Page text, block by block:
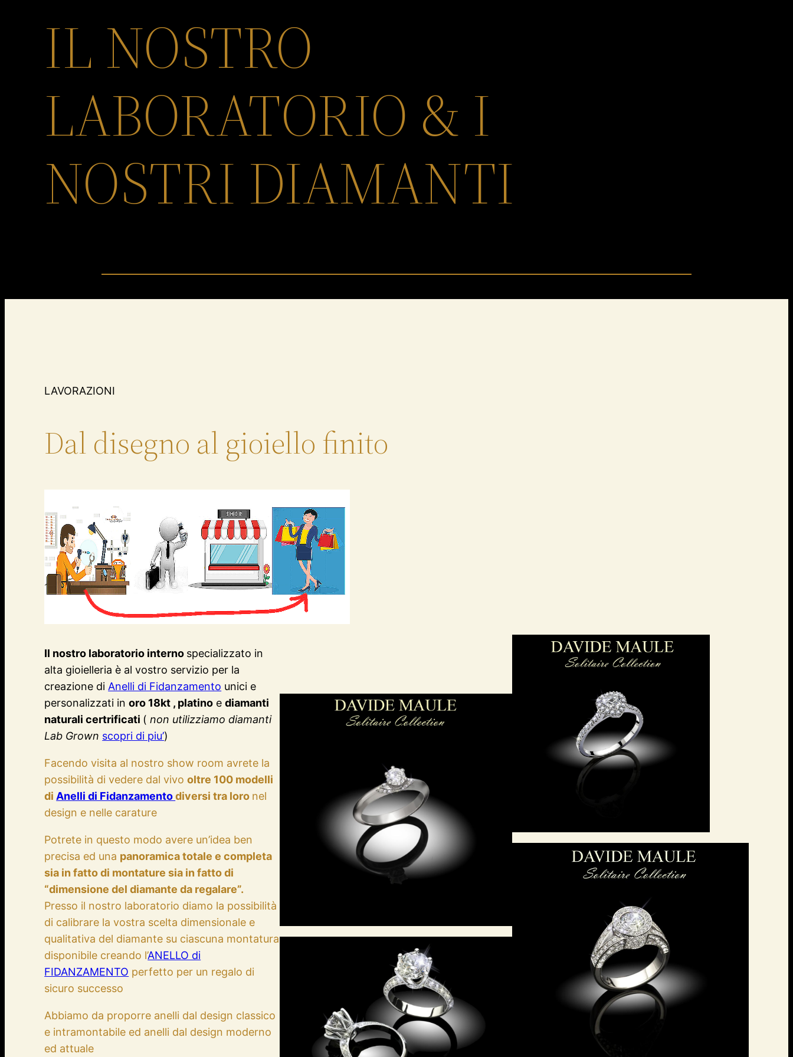
IL NOSTRO
LABORATORIO & I
NOSTRI DIAMANTI
LAVORAZIONI
Dal disegno al gioiello finito
Il nostro laboratorio interno specializzato in
alta gioielleria è al vostro servizio per la
creazione di Anelli di Fidanzamento unici e
personalizzati inoro 18kt , platino ediamanti
naturali certrificati ( non utilizziamo diamanti
Lab Grown scopri di piu’)
Facendo visita al nostro show room avrete la
possibilità di vedere dal vivooltre 100 modelli
di Anelli di Fidanzamentodiversi tra loro nel
design e nelle carature
Potrete in questo modo avere un’idea ben
precisa ed una panoramica totale e completa
sia in fatto di montature sia in fatto di
“dimensione del diamante da regalare”.
Presso il nostro laboratorio diamo la possibilità
di calibrare la vostra scelta dimensionale e
qualitativa del diamante su ciascuna montatura
disponibile creando l’ANELLO di
FIDANZAMENTO perfetto per un regalo di
sicuro successo
Abbiamo da proporre anelli dal design classico
e intramontabile ed anelli dal design moderno
ed attuale